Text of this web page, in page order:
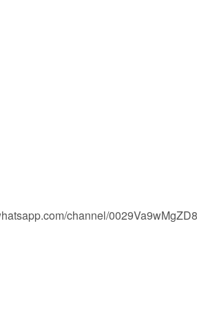
channel/